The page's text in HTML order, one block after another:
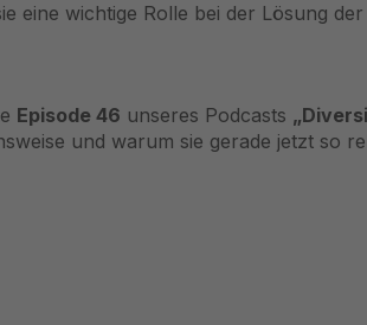
eine wichtige Rolle bei der Lösung
Episode 46 unseres Podcasts
und warum sie gerade jetzt so